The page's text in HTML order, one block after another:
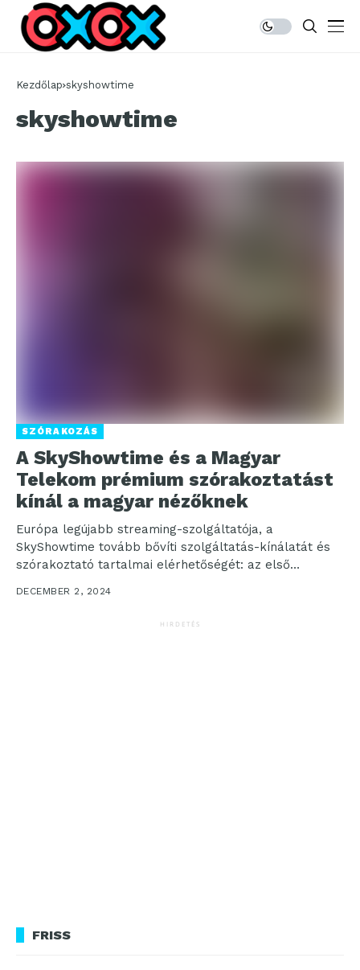
Kezdőlap skyshowtime
skyshowtime
SZÓRAKOZÁS
A SkyShowtime és a Magyar
Telekom prémium szórakoztatást
kínál a magyar nézőknek
Európa legújabb streaming-szolgáltatója, a
SkyShowtime tovább bővíti szolgáltatás-kínálatát és
szórakoztató tartalmai elérhetőségét: az első
erőit a Magyar Telekommal, az...
DECEMBER 2, 2024
HIRDETÉS
FRISS